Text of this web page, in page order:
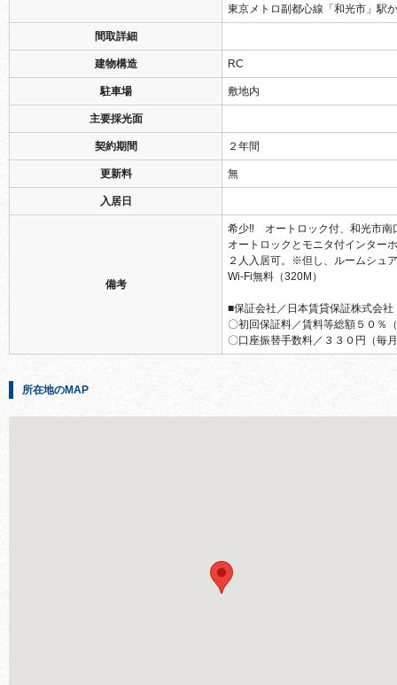
東京メトロ副都心線「和光市」駅
間取詳細
建物構造 RC
駐車場 敷地内
主要採光面
契約期間 ２年間
更新料 無
入居日
備考
希少‼ オートロック付、和光市南
オートロックとモニタ付インター
２人入居可。※但し、ルームシュ
Wi-Fi無料（320M）
■保証会社／日本賃貸保証株式会社
〇初回保証料／賃料等総額５０％
〇口座振替手数料／３３０円（毎
所在地のMAP